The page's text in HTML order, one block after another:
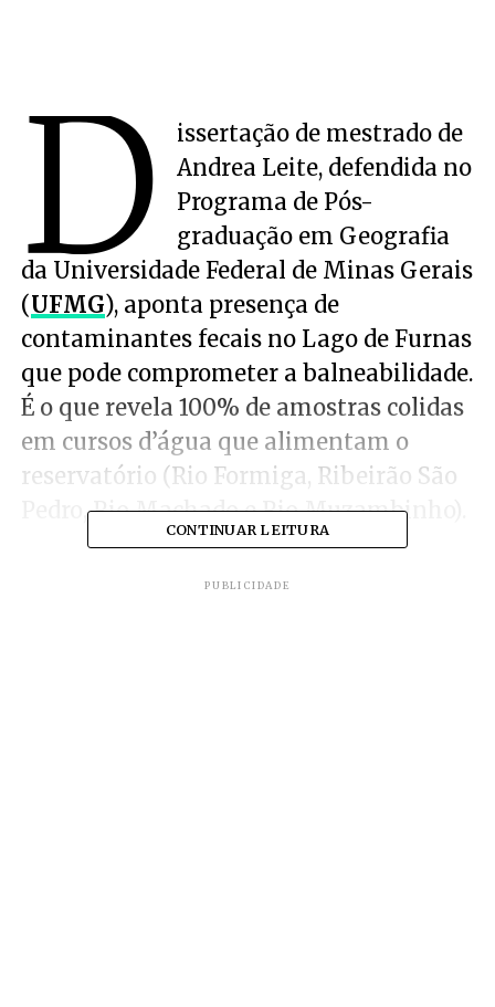
D
issertação de mestrado de
Andrea Leite, defendida no
Programa de Pós-
graduação em Geografia
da Universidade Federal de Minas Gerais
(UFMG), aponta presença de
contaminantes fecais no Lago de Furnas
que pode comprometer a balneabilidade.
É o que revela 100% de amostras colidas
em cursos d’água que alimentam o
reservatório (Rio Formiga, Ribeirão São
Pedro, Rio Machado e Rio Muzambinho).
CONTINUAR LEITURA
PUBLICIDADE